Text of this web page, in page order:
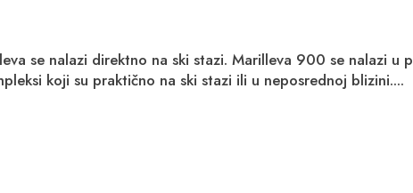
se nalazi direktno na ski stazi. Marilleva 900 se nalazi u
koji su praktično na ski stazi ili u neposrednoj blizini....